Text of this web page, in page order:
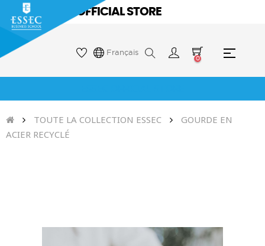
ESSEC OFFICIAL STORE
☰
0
Français
TOUTE LA COLLECTION ESSEC
GOURDE EN
ACIER RECYCLÉ